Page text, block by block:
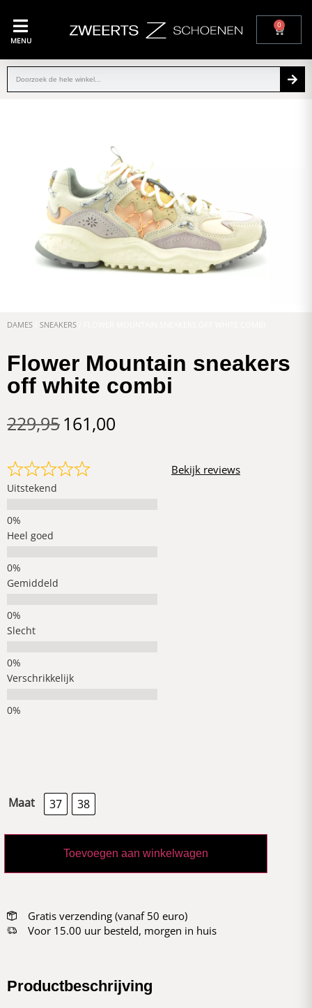
MENU
0
DAMES SNEAKERS
Flower Mountain sneakers
off white combi
229,95161,00
Uitstekend
Heel goed
Gemiddeld
Slecht
Verschrikkelijk
Bekijk reviews
Maat 37 38
Toevoegen aan winkelwagen
Gratis verzending (vanaf 50 euro)
Voor 15.00 uur besteld, morgen in huis
Productbeschrijving